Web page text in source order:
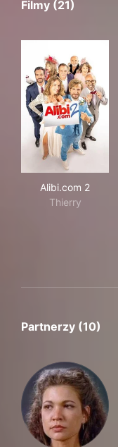
Filmy (21)
Alibi.com 2
Thierry
Partnerzy (10)